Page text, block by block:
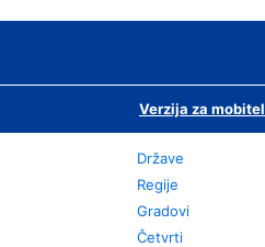
Verzija za mobitel
Države
Regije
Gradovi
Četvrti